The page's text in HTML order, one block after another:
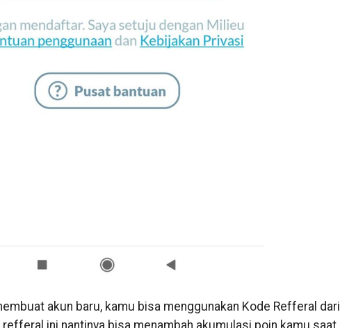
akun baru, kamu bisa menggunakan Kode Refferal dari
ini nantinya bisa menambah akumulasi poin kamu saat